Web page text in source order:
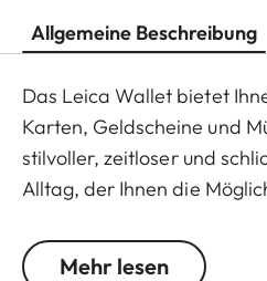
Allgemeine Beschreibung
Das Leica Wallet bietet
Karten, Geldscheine und
stilvoller, zeitloser und
Alltag, der Ihnen die
immer und schnell bei der
Mehr lesen